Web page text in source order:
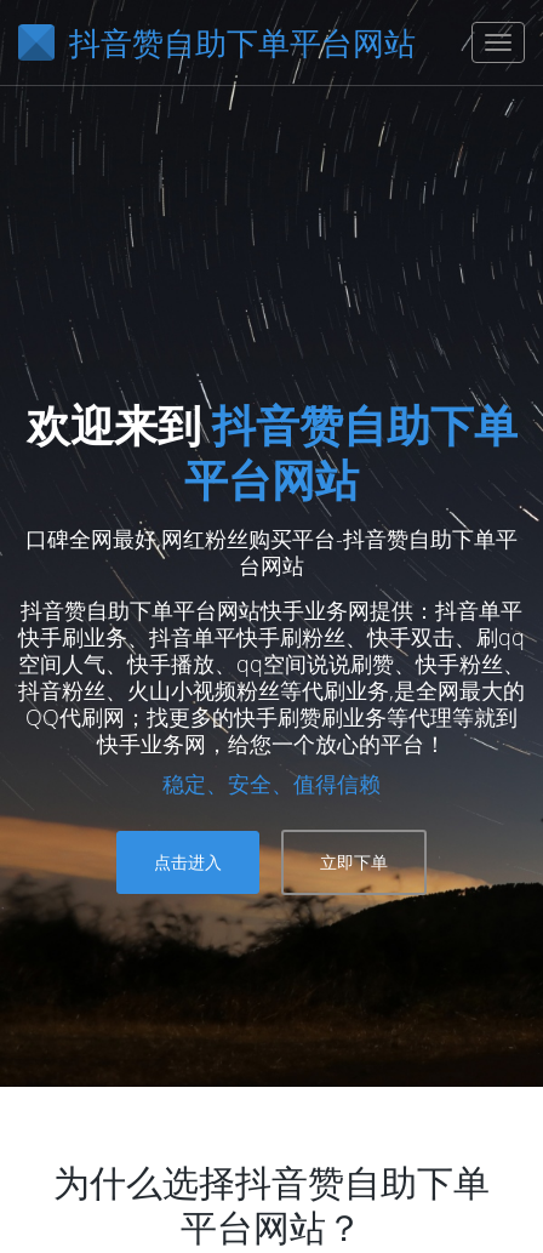
抖音赞自助下单平台网站
欢迎来到抖音赞自助下单
平台网站
口碑全网最好,网红粉丝购买平台-抖音赞自助下单平
台网站
抖音赞自助下单平台网站快手业务网提供：抖音单平
快手刷业务、抖音单平快手刷粉丝、快手双击、刷qq
空间人气、快手播放、qq空间说说刷赞、快手粉丝、
抖音粉丝、火山小视频粉丝等代刷业务,是全网最大的
QQ代刷网；找更多的快手刷赞刷业务等代理等就到
快手业务网，给您一个放心的平台！
稳定、安全、值得信赖
点击进入 立即下单
为什么选择抖音赞自助下单
平台网站？